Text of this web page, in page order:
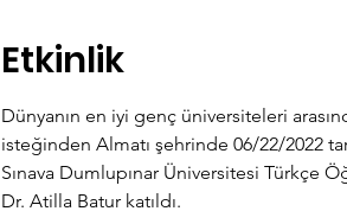
Etkinlik
Dünyanın en iyi genç üniversiteleri
isteğinden Almatı şehrinde 06/22/2022
Sınava Dumlupınar Üniversitesi Türkçe
Dr. Atilla Batur katıldı.